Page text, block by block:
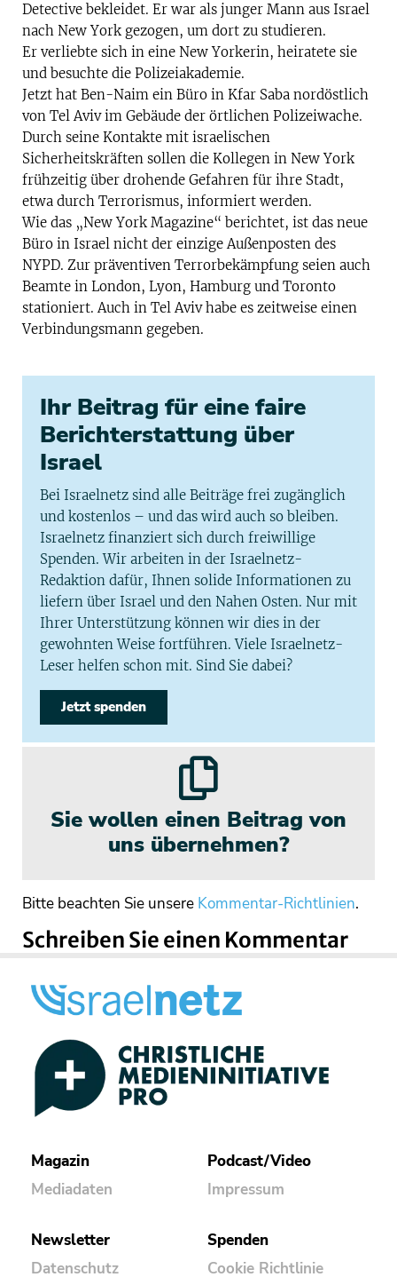
Detective bekleidet. Er war als junger Mann aus Israel
nach New York gezogen, um dort zu studieren.
Er verliebte sich in eine New Yorkerin, heiratete sie
und besuchte die Polizeiakademie.
Jetzt hat Ben-Naim ein Büro in Kfar Saba nordöstlich
von Tel Aviv im Gebäude der örtlichen Polizeiwache.
Durch seine Kontakte mit israelischen
Sicherheitskräften sollen die Kollegen in New York
frühzeitig über drohende Gefahren für ihre Stadt,
etwa durch Terrorismus, informiert werden.
Wie das „New York Magazine“ berichtet, ist das neue
Büro in Israel nicht der einzige Außenposten des
NYPD. Zur präventiven Terrorbekämpfung seien auch
Beamte in London, Lyon, Hamburg und Toronto
stationiert. Auch in Tel Aviv habe es zeitweise einen
Verbindungsmann gegeben.
Ihr Beitrag für eine faire
Berichterstattung über
Israel
Bei Israelnetz sind alle Beiträge frei zugänglich
und kostenlos – und das wird auch so bleiben.
Israelnetz finanziert sich durch freiwillige
Spenden. Wir arbeiten in der Israelnetz-
Redaktion dafür, Ihnen solide Informationen zu
liefern über Israel und den Nahen Osten. Nur mit
Ihrer Unterstützung können wir dies in der
gewohnten Weise fortführen. Viele Israelnetz-
Leser helfen schon mit. Sind Sie dabei?
Jetzt spenden
Sie wollen einen Beitrag von
uns übernehmen?
Bitte beachten Sie unsere Kommentar-Richtlinien.
Schreiben Sie einen Kommentar
Magazin
Mediadaten
Podcast/Video
Impressum
Newsletter
Datenschutz
Spenden
Cookie Richtlinie